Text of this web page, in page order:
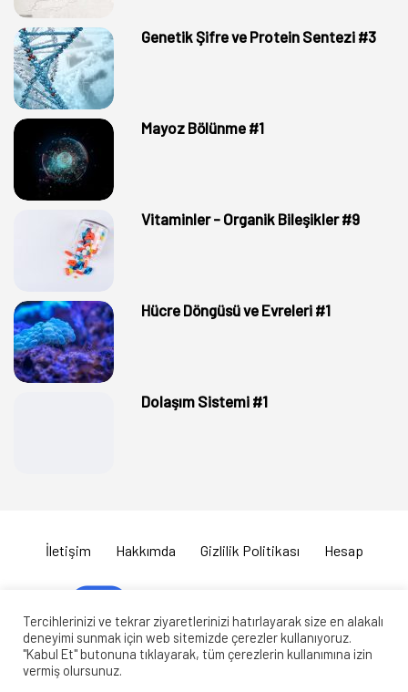
Genetik Şifre ve Protein Sentezi #3
Mayoz Bölünme #1
Vitaminler - Organik Bileşikler #9
Hücre Döngüsü ve Evreleri #1
Dolaşım Sistemi #1
İletişim Hakkımda Gizlilik Politikası Hesap
Copyright © 2020 biyolojiportalisorubankasi.com Tüm Hakları
Tercihlerinizi ve tekrar ziyaretlerinizi hatırlayarak size en alakalı
deneyimi sunmak için web sitemizde çerezler kullanıyoruz.
"Kabul Et" butonuna tıklayarak, tüm çerezlerin kullanımına izin
vermiş olursunuz.